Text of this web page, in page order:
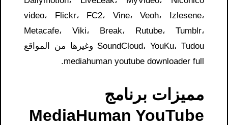
video، Flickr، FC2، Vine، Veoh، Izlesene،
Metacafe، Viki، Break، Rutube، Tumblr،
SoundCloud، YouKu، Tudou وغيرها من المواقع
mediahuman youtube downloader full.
مميزات برنامج
MediaHuman YouTube